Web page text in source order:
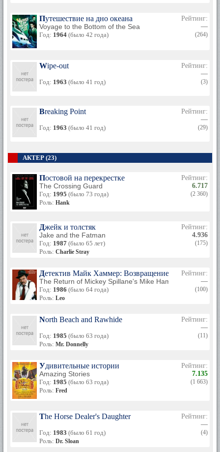
Путешествие на дно океана
Voyage to the Bottom of the Sea
Год: 1964 (было 42 года)
Рейтинг:
—
(264)
Wipe-out
Год: 1963 (было 41 год)
Рейтинг:
—
(3)
Breaking Point
Год: 1963 (было 41 год)
Рейтинг:
—
(29)
АКТЕР (23)
Постовой на перекрестке
The Crossing Guard
Год: 1995 (было 73 года)
Роль: Hank
Рейтинг:
6.717
(2 360)
Джейк и толстяк
Jake and the Fatman
Год: 1987 (было 65 лет)
Роль: Charlie Stray
Рейтинг:
4.936
(175)
Детектив Майк Хаммер: Возвращение Майка
The Return of Mickey Spillane's Mike Hammer
Год: 1986 (было 64 года)
Роль: Leo
Рейтинг:
—
(100)
North Beach and Rawhide
Год: 1985 (было 63 года)
Роль: Mr. Donnelly
Рейтинг:
—
(11)
Удивительные истории
Amazing Stories
Год: 1985 (было 63 года)
Роль: Fred
Рейтинг:
7.135
(1 663)
The Horse Dealer's Daughter
Год: 1983 (было 61 год)
Роль: Dr. Sloan
Рейтинг:
—
(4)